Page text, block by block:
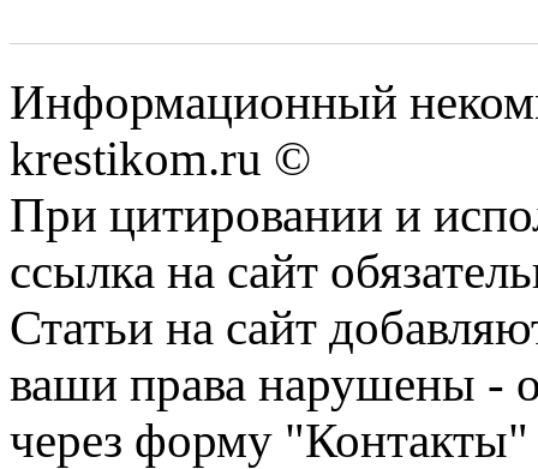
Информационный
krestikom.ru ©
При цитировании и
ссылка на сайт
Статьи на сайт
ваши права нарушены -
через форму "Контакты"